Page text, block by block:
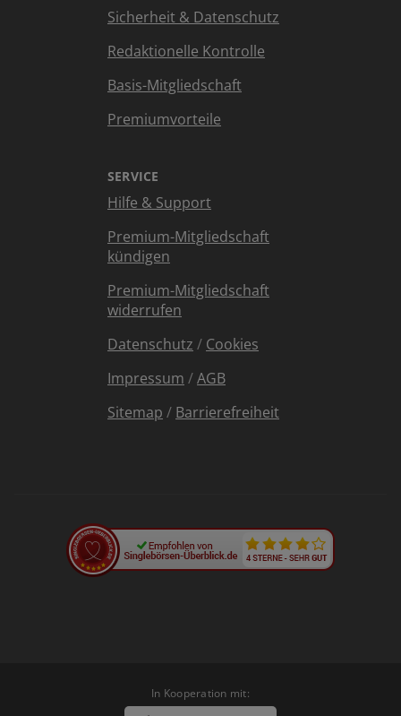
Sicherheit & Datenschutz
Redaktionelle Kontrolle
Basis-Mitgliedschaft
Premiumvorteile
SERVICE
Hilfe & Support
Premium-Mitgliedschaft
kündigen
Premium-Mitgliedschaft
widerrufen
Datenschutz / Cookies
Impressum /AGB
Sitemap / Barrierefreiheit
In Kooperation mit: